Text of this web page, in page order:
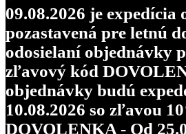
09.08.2026 je expedícia
pozastavená pre letnú
odosielaní objednávky
zľavový kód
objednávky budú
10.08.2026 so zľavou
DOVOLENKA - Od